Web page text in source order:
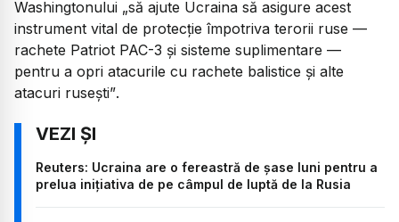
Washingtonului „să ajute Ucraina să asigure acest
instrument vital de protecție împotriva terorii ruse —
rachete Patriot PAC-3 și sisteme suplimentare —
pentru a opri atacurile cu rachete balistice și alte
atacuri rusești”.
Reuters: Ucraina are o fereastră de șase luni pentru a
prelua inițiativa de pe câmpul de luptă de la Rusia